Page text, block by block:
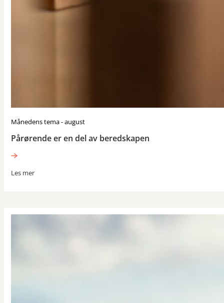
Månedens tema - august
Pårørende er en del av beredskapen
Les mer